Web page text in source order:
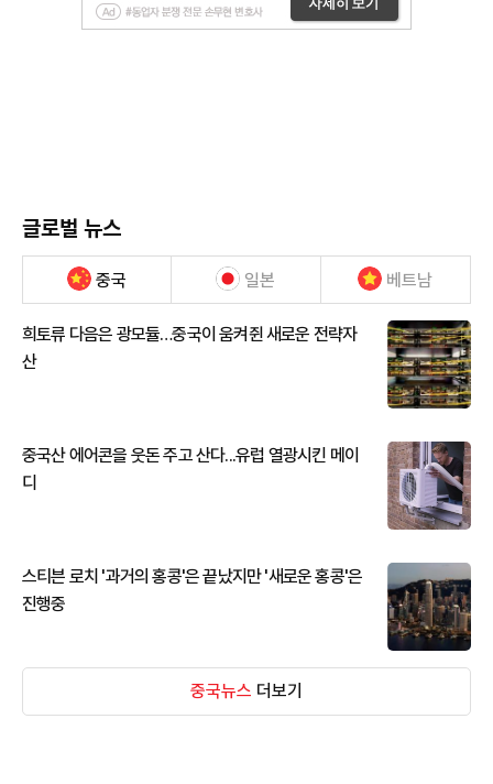
글로벌 뉴스
중국 일본 베트남
희토류 다음은 광모듈…중국이 움켜쥔 새로운 전략자
산
중국산 에어콘을 웃돈 주고 산다...유럽 열광시킨 메이
디
스티븐 로치 '과거의 홍콩'은 끝났지만 '새로운 홍콩'은
진행중
중국뉴스 더보기